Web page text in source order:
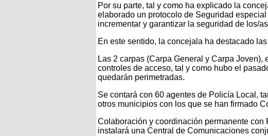
Por su parte, tal y como ha explicado la
elaborado un protocolo de Seguridad
incrementar y garantizar la seguridad de los/
En este sentido, la concejala ha destacado
Las 2 carpas (Carpa General y Carpa Joven),
controles de acceso, tal y como hubo el
quedarán perimetradas.
Se contará con 60 agentes de Policía Local,
otros municipios con los que se han firmado
Colaboración y coordinación permanente
instalará una Central de Comunicaciones